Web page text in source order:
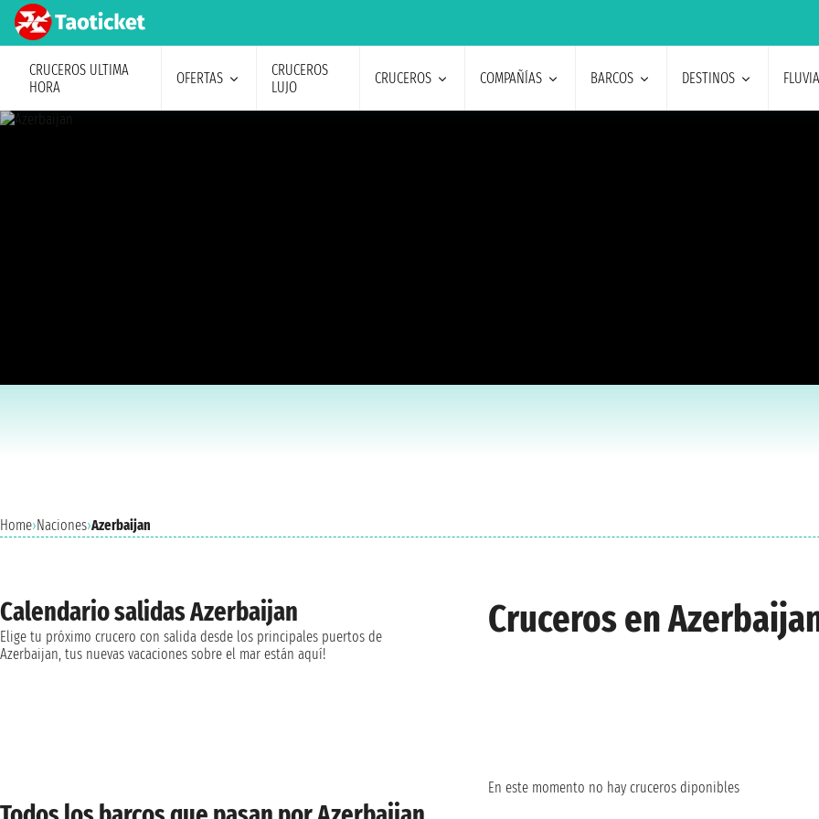
CRUCEROS ULTIMA
HORA
OFERTAS
CRUCEROS
LUJO
CRUCEROS COMPAÑÍAS BARCOS DESTINOS
Home›Naciones›Azerbaijan
Cruceros en
En este momento no hay cruceros diponibles
Calendario salidas Azerbaijan
Elige tu próximo crucero con salida desde los principales puertos de
Azerbaijan, tus nuevas vacaciones sobre el mar están aquí!